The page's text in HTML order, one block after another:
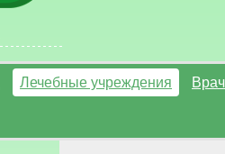
Лечебные учреждения